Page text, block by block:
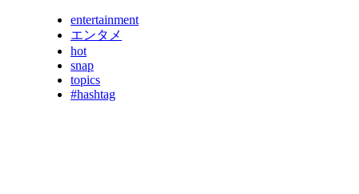
entertainment
エンタメ
hot
snap
topics
#hashtag